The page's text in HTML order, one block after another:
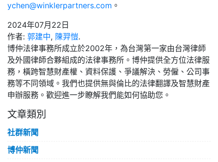
ychen@winklerpartners.com 。
2024年07月22日
作者: 郭建中, 陳羿愷.
博仲法律事務所成立於2002年，為台灣第一家由台灣律師
及外國律師合夥組成的法律事務所。博仲提供全方位法律服
務，橫跨智慧財產權、資料保護、爭議解決、勞僱、公司事
務等不同領域。我們也提供無與倫比的法律翻譯及智慧財產
申辦服務。歡迎進一步瞭解我們能如何協助您。
文章類別
社群新聞
博仲新聞